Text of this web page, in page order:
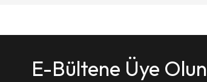
E-Bültene Üye Olun